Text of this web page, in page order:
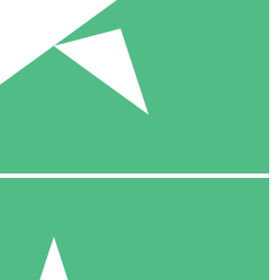
10 00
10 Downloads
00